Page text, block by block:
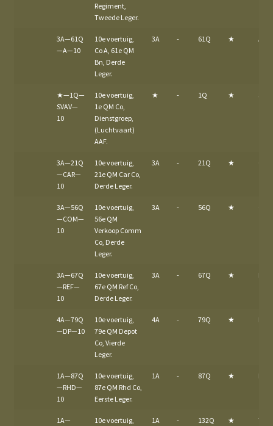
Regiment,
Tweede Leger.
3A—61Q
—A—10
10e voertuig,
Co A, 61e QM
Bn, Derde
Leger.
3A - 61Q ★ A
★—1Q—
SVAV—
10
10e voertuig,
1e QM Co,
Dienstgroep,
(Luchtvaart)
AAF.
★ - 1Q ★ SVAV
3A—21Q
—CAR—
10
10e voertuig,
21e QM Car Co,
Derde Leger.
3A - 21Q ★
3A—56Q
—COM—
10
10e voertuig,
56e QM
Verkoop Comm
Co, Derde
Leger.
3A - 56Q ★
3A—67Q
—REF—
10
10e voertuig,
67e QM Ref Co,
Derde Leger.
3A - 67Q ★
4A—79Q
—DP—10
10e voertuig,
79e QM Depot
Co, Vierde
Leger.
4A - 79Q ★
1A—87Q
—RHD—
10
10e voertuig,
87e QM Rhd Co,
Eerste Leger.
1A - 87Q ★
1A—
10e voertuig,
1A - 132Q ★ TRK